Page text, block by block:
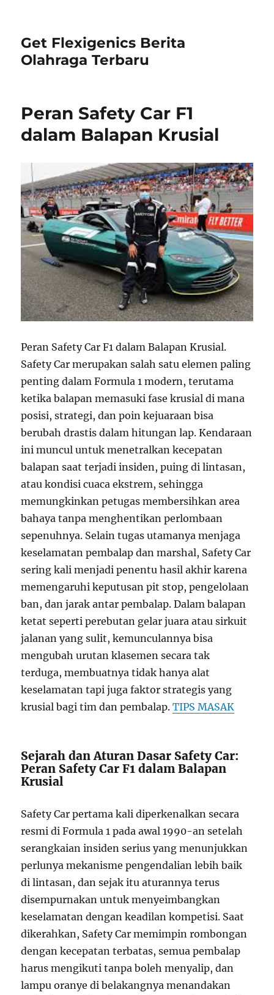
Get Flexigenics Berita
Olahraga Terbaru
Peran Safety Car F1
dalam Balapan Krusial
Peran Safety Car F1 dalam Balapan Krusial.
Safety Car merupakan salah satu elemen paling
penting dalam Formula 1 modern, terutama
ketika balapan memasuki fase krusial di mana
posisi, strategi, dan poin kejuaraan bisa
berubah drastis dalam hitungan lap. Kendaraan
ini muncul untuk menetralkan kecepatan
balapan saat terjadi insiden, puing di lintasan,
atau kondisi cuaca ekstrem, sehingga
memungkinkan petugas membersihkan area
bahaya tanpa menghentikan perlombaan
sepenuhnya. Selain tugas utamanya menjaga
keselamatan pembalap dan marshal, Safety Car
sering kali menjadi penentu hasil akhir karena
memengaruhi keputusan pit stop, pengelolaan
ban, dan jarak antar pembalap. Dalam balapan
ketat seperti perebutan gelar juara atau sirkuit
jalanan yang sulit, kemunculannya bisa
mengubah urutan klasemen secara tak
terduga, membuatnya tidak hanya alat
keselamatan tapi juga faktor strategis yang
krusial bagi tim dan pembalap.TIPS MASAK
Sejarah dan Aturan Dasar Safety Car:
Peran Safety Car F1 dalam Balapan
Krusial
Safety Car pertama kali diperkenalkan secara
resmi di Formula 1 pada awal 1990-an setelah
serangkaian insiden serius yang menunjukkan
perlunya mekanisme pengendalian lebih baik
di lintasan, dan sejak itu aturannya terus
disempurnakan untuk menyeimbangkan
keselamatan dengan keadilan kompetisi. Saat
dikerahkan, Safety Car memimpin rombongan
dengan kecepatan terbatas, semua pembalap
harus mengikuti tanpa boleh menyalip, dan
lampu oranye di belakangnya menandakan